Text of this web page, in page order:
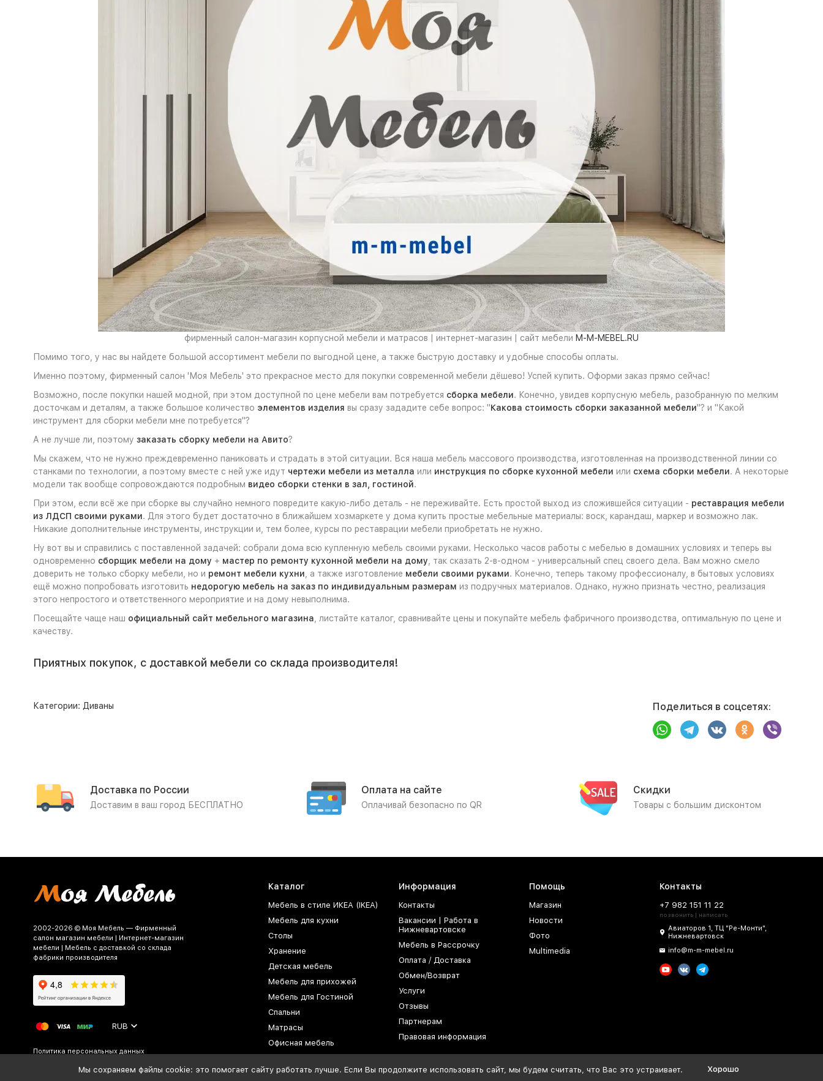
фирменный салон-магазин корпусной мебели и матрасов | интернет-магазин | сайт мебели M-M-MEBEL.RU
Помимо того, у нас вы найдете большой ассортимент мебели по выгодной цене, а также быструю доставку и удобные способы оплаты.
Именно поэтому, фирменный салон 'Моя Мебель' это прекрасное место для покупки современной мебели дёшево! Успей купить. Оформи заказ прямо сейчас!
Возможно, после покупки нашей модной, при этом доступной по цене мебели вам потребуется сборка мебели. Конечно, увидев корпусную мебель, разобранную по мелким
досточкам и деталям, а также большое количество элементов изделия вы сразу зададите себе вопрос: "Какова стоимость сборки заказанной мебели"? и "Какой
инструмент для сборки мебели мне потребуется"?
А не лучше ли, поэтому заказать сборку мебели на Авито?
Мы скажем, что не нужно преждевременно паниковать и страдать в этой ситуации. Вся наша мебель массового производства, изготовленная на производственной линии со
станками по технологии, а поэтому вместе с ней уже идут чертежи мебели из металла или инструкция по сборке кухонной мебели или схема сборки мебели. А некоторые
модели так вообще сопровождаются подробным видео сборки стенки в зал, гостиной.
При этом, если всё же при сборке вы случайно немного повредите какую-либо деталь - не переживайте. Есть простой выход из сложившейся ситуации - реставрация мебели
из ЛДСП своими руками. Для этого будет достаточно в ближайшем хозмаркете у дома купить простые мебельные материалы: воск, карандаш, маркер и возможно лак.
Никакие дополнительные инструменты, инструкции и, тем более, курсы по реставрации мебели приобретать не нужно.
Ну вот вы и справились с поставленной задачей: собрали дома всю купленную мебель своими руками. Несколько часов работы с мебелью в домашних условиях и теперь вы
одновременно сборщик мебели на дому + мастер по ремонту кухонной мебели на дому , так сказать 2-в-одном - универсальный спец своего дела. Вам можно смело
доверить не только сборку мебели, но и ремонт мебели кухни , а также изготовление мебели своими руками. Конечно, теперь такому профессионалу, в бытовых условиях
ещё можно попробовать изготовить недорогую мебель на заказ по индивидуальным размерам из подручных материалов. Однако, нужно признать честно, реализация
этого непростого и ответственного мероприятие и на дому невыполнима.
Посещайте чаще наш официальный сайт мебельного магазина , листайте каталог, сравнивайте цены и покупайте мебель фабричного производства, оптимальную по цене и
качеству.
Приятных покупок, с доставкой мебели со склада производителя!
Категории: Диваны Поделиться в соцсетях:
Доставка по России
Доставим в ваш город БЕСПЛАТНО
Оплата на сайте
Оплачивай безопасно по QR
Скидки
Товары с большим дисконтом
2002-2026 © Моя Мебель — Фирменный
салон магазин мебели | Интернет-магазин
мебели | Мебель с доставкой со склада
фабрики производителя
RUB
Политика персональных данных
Каталог
Мебель в стиле ИКЕА (IKEA)
Мебель для кухни
Столы
Хранение
Детская мебель
Мебель для прихожей
Мебель для Гостиной
Спальни
Матрасы
Офисная мебель
Информация
Контакты
Вакансии | Работа в
Нижневартовске
Мебель в Рассрочку
Оплата / Доставка
Обмен/Возврат
Услуги
Отзывы
Партнерам
Правовая информация
Помощь
Магазин
Новости
Фото
Multimedia
Контакты
+7 982 151 11 22
позвонить | написать
Авиаторов 1, ТЦ "Ре-Монти",
Нижневартовск
info@m-m-mebel.ru
Мы сохраняем файлы cookie: это помогает сайту работать лучше. Если Вы продолжите использовать сайт, мы будем считать, что Вас это устраивает. Хорошо